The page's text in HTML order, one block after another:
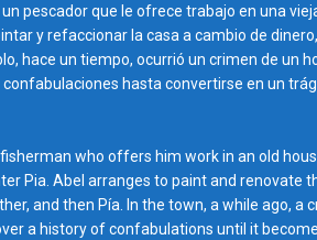
pescador que le ofrece trabajo en una
y refaccionar la casa a cambio de
hace un tiempo, ocurrió un crimen de
hasta convertirse en un
who offers him work in an old
Pia. Abel arranges to paint and
and then Pía. In the town, a while ago,
a history of confabulations until it